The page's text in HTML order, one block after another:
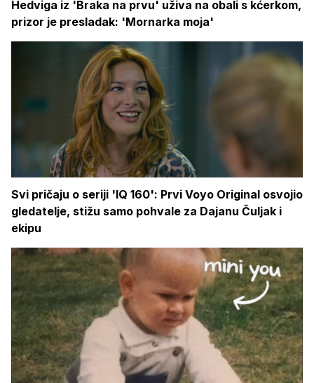
Hedviga iz 'Braka na prvu' uživa na obali s kćerkom,
prizor je presladak: 'Mornarka moja'
Svi pričaju o seriji 'IQ 160': Prvi Voyo Original osvojio
gledatelje, stižu samo pohvale za Dajanu Čuljak i
ekipu